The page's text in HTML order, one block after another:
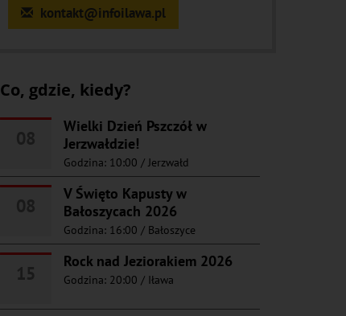
kontakt@infoilawa.pl
Co, gdzie, kiedy?
Wielki Dzień Pszczół w
Jerzwałdzie!
Godzina: 10:00 / Jerzwałd
V Święto Kapusty w
Bałoszycach 2026
Godzina: 16:00 / Bałoszyce
Rock nad Jeziorakiem 2026
Godzina: 20:00 / Iława